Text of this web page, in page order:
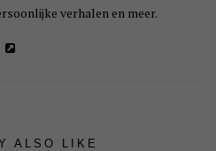
verhalen en meer.
ALSO LIKE